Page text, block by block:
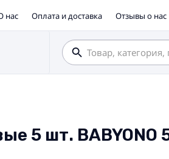
нас Оплата и доставка Отзывы о нас
5 шт. BABYONO